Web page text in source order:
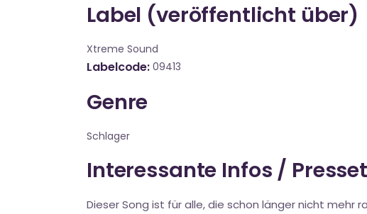
Label (veröffentlicht über)
Xtreme Sound
Labelcode 09413
Genre
Schlager
Interessante Infos /
Dieser Song ist für alle, die schon länger nicht mehr